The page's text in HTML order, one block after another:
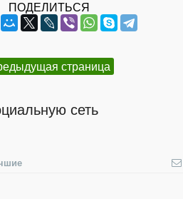
ПОДЕЛИТЬСЯ
страница
сеть